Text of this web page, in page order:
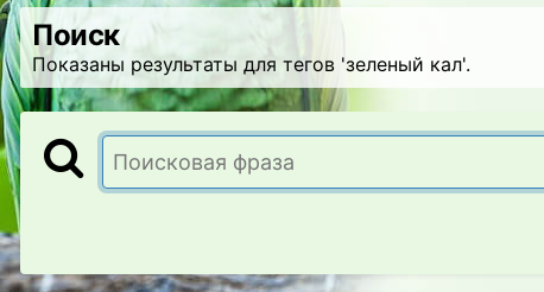
Поиск
Показаны результаты для тегов 'зеленый кал'.